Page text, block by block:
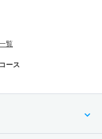
覧
ース